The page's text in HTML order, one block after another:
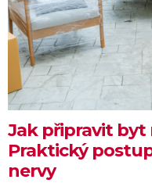
Jak připravit byt
Praktický
nervy